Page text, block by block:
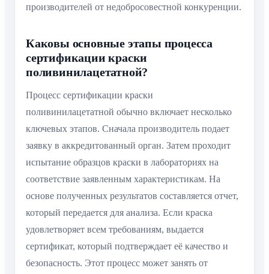
производителей от недобросовестной конкуренции.
Каковы основные этапы процесса
сертификации краски
поливинилацетатной?
Процесс сертификации краски
поливинилацетатной обычно включает несколько
ключевых этапов. Сначала производитель подает
заявку в аккредитованный орган. Затем проходит
испытание образцов краски в лабораториях на
соответствие заявленным характеристикам. На
основе полученных результатов составляется отчет,
который передается для анализа. Если краска
удовлетворяет всем требованиям, выдается
сертификат, который подтверждает её качество и
безопасность. Этот процесс может занять от